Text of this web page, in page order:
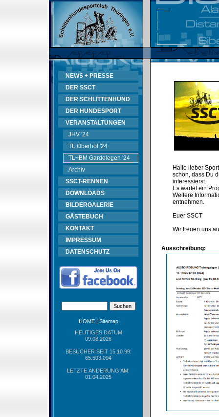
NEWS + PRESSE
DER SSCT
DER SCHLITTENHUND
DER HUNDESPORT
VERANSTALTUNGEN
JHV '24
TL Oberhof '24
TL+BM Gardelegen '24
Archiv
SSCT-RENNEN
DOWNLOADS
BILDERGALERIE
GÄSTEBUCH
KONTAKT
IMPRESSUM
DATENSCHUTZ
HOME| Sitemap
HEUTIGES DATUM
09.08.2026
BESUCHER SEIT 15.10.99:
65.593.094
LETZTE ÄNDERUNG AM:
01.04.2025
Hallo lieber
schön, dass Du
interessierst.
Es wartet ein
Weitere
entnehmen.
Euer SSCT
Wir freuen uns
Ausschreibung: